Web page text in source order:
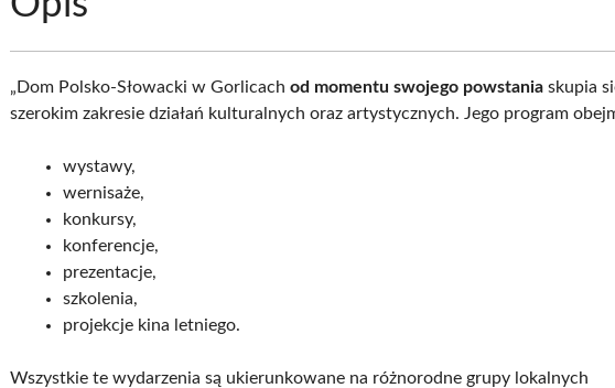
„Dom Polsko-Słowacki w Gorlicachod momentu swojego powstania skupia
szerokim zakresie działań kulturalnych oraz artystycznych. Jego program
wystawy,
wernisaże,
konkursy,
konferencje,
prezentacje,
szkolenia,
projekcje kina letniego.
Wszystkie te wydarzenia są ukierunkowane na różnorodne grupy lokalnych